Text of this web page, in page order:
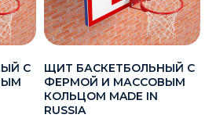
С
ЩИТ БАСКЕТБОЛЬНЫЙ С
ФЕРМОЙ И МАССОВЫМ
КОЛЬЦОМ MADE IN
RUSSIA